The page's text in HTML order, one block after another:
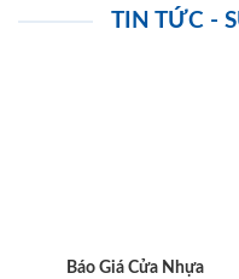
TIN TỨC -
Báo Giá Cửa Nhựa